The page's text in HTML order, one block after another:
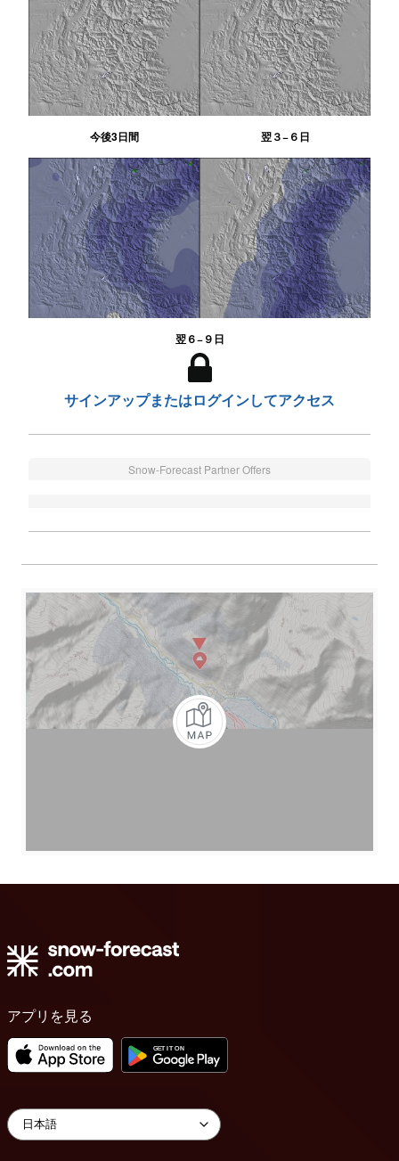
今後3日間 翌３−６日
翌６−９日
サインアップまたはログインしてアクセス
Snow-Forecast Partner Offers
アプリを見る